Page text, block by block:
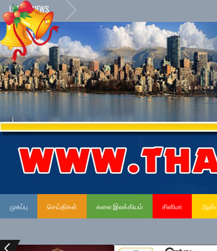
LATEST NEWS
முகப்பு செய்திகள் கலை இலக்கியம் சினிமா